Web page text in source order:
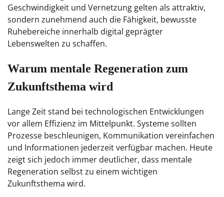
Geschwindigkeit und Vernetzung gelten als attraktiv,
sondern zunehmend auch die Fähigkeit, bewusste
Ruhebereiche innerhalb digital geprägter
Lebenswelten zu schaffen.
Warum mentale Regeneration zum
Zukunftsthema wird
Lange Zeit stand bei technologischen Entwicklungen
vor allem Effizienz im Mittelpunkt. Systeme sollten
Prozesse beschleunigen, Kommunikation vereinfachen
und Informationen jederzeit verfügbar machen. Heute
zeigt sich jedoch immer deutlicher, dass mentale
Regeneration selbst zu einem wichtigen
Zukunftsthema wird.